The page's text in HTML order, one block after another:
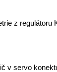
z regulátoru
v servo